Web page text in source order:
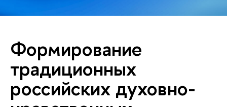
Формирование
традиционных
российских духовно-